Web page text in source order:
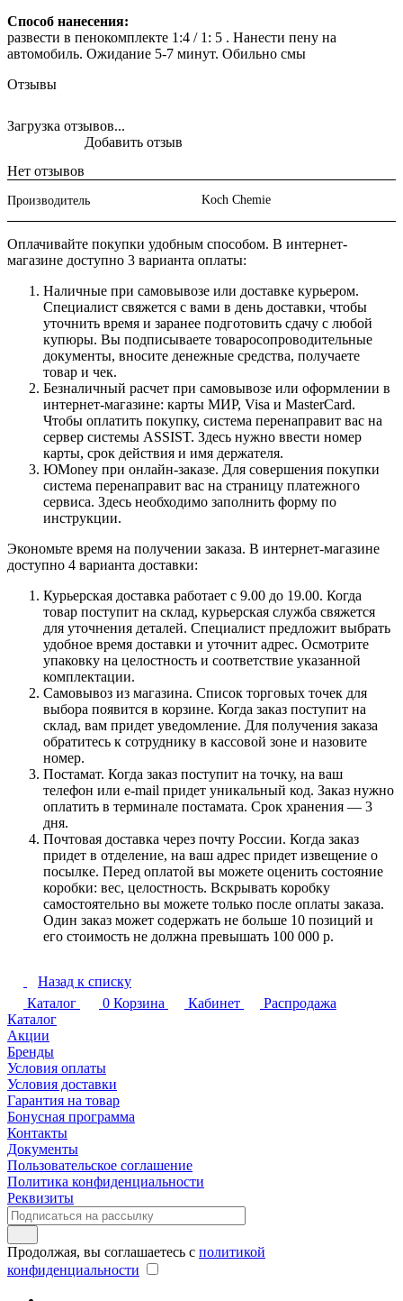
Способ нанесения:
развести в пенокомплекте 1:4 / 1: 5 . Нанести пену на
автомобиль. Ожидание 5-7 минут. Обильно смы
Отзывы
Загрузка отзывов...
Нет отзывов
Добавить отзыв
Производитель Koch Chemie
Оплачивайте покупки удобным способом. В интернет-
магазине доступно 3 варианта оплаты:
Наличные при самовывозе или доставке курьером.
Специалист свяжется с вами в день доставки, чтобы
уточнить время и заранее подготовить сдачу с любой
купюры. Вы подписываете товаросопроводительные
документы, вносите денежные средства, получаете
товар и чек.
Безналичный расчет при самовывозе или оформлении в
интернет-магазине: карты МИР, Visa и MasterCard.
Чтобы оплатить покупку, система перенаправит вас на
сервер системы ASSIST. Здесь нужно ввести номер
карты, срок действия и имя держателя.
ЮMoney при онлайн-заказе. Для совершения покупки
система перенаправит вас на страницу платежного
сервиса. Здесь необходимо заполнить форму по
инструкции.
Экономьте время на получении заказа. В интернет-магазине
доступно 4 варианта доставки:
Курьерская доставка работает с 9.00 до 19.00. Когда
товар поступит на склад, курьерская служба свяжется
для уточнения деталей. Специалист предложит выбрать
удобное время доставки и уточнит адрес. Осмотрите
упаковку на целостность и соответствие указанной
комплектации.
Самовывоз из магазина. Список торговых точек для
выбора появится в корзине. Когда заказ поступит на
склад, вам придет уведомление. Для получения заказа
обратитесь к сотруднику в кассовой зоне и назовите
номер.
Постамат. Когда заказ поступит на точку, на ваш
телефон или e-mail придет уникальный код. Заказ нужно
оплатить в терминале постамата. Срок хранения — 3
дня.
Почтовая доставка через почту России. Когда заказ
придет в отделение, на ваш адрес придет извещение о
посылке. Перед оплатой вы можете оценить состояние
коробки: вес, целостность. Вскрывать коробку
самостоятельно вы можете только после оплаты заказа.
Один заказ может содержать не больше 10 позиций и
его стоимость не должна превышать 100 000 р.
Назад к списку
Каталог
0 Корзина Кабинет
Распродажа
Каталог
Акции
Бренды
Условия оплаты
Условия доставки
Гарантия на товар
Бонусная программа
Контакты
Документы
Пользовательское соглашение
Политика конфиденциальности
Реквизиты
Продолжая, вы соглашаетесь с политикой
конфиденциальности